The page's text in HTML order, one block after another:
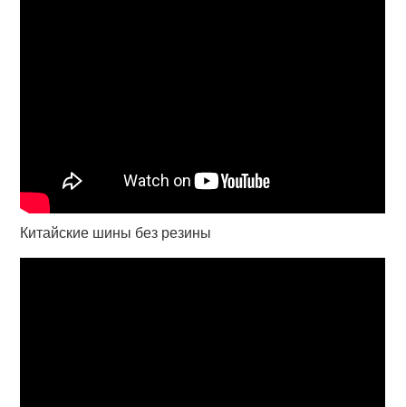
Китайские шины без резины